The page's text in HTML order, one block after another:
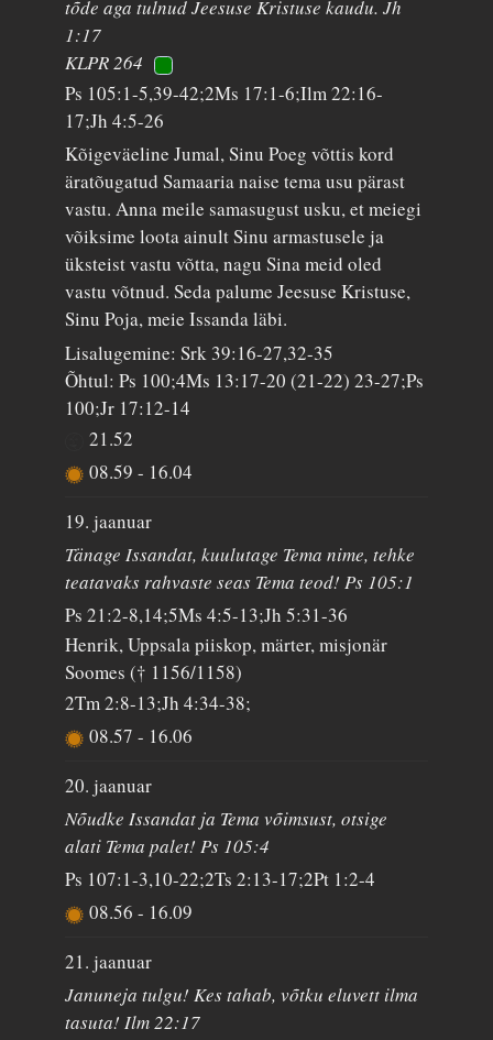
tõde aga tulnud Jeesuse Kristuse kaudu. Jh
1:17
KLPR 264
Ps 105:1-5,39-42;2Ms 17:1-6;Ilm 22:16-
17;Jh 4:5-26
Kõigeväeline Jumal, Sinu Poeg võttis kord
äratõugatud Samaaria naise tema usu pärast
vastu. Anna meile samasugust usku, et meiegi
võiksime loota ainult Sinu armastusele ja
üksteist vastu võtta, nagu Sina meid oled
vastu võtnud. Seda palume Jeesuse Kristuse,
Sinu Poja, meie Issanda läbi.
Lisalugemine: Srk 39:16-27,32-35
Õhtul: Ps 100;4Ms 13:17-20 (21-22) 23-27;Ps
100;Jr 17:12-14
21.52
08.59- 16.04
19. jaanuar
Tänage Issandat, kuulutage Tema nime, tehke
teatavaks rahvaste seas Tema teod! Ps 105:1
Ps 21:2-8,14;5Ms 4:5-13;Jh 5:31-36
Henrik, Uppsala piiskop, märter, misjonär
Soomes († 1156/1158)
2Tm 2:8-13;Jh 4:34-38;
08.57- 16.06
20. jaanuar
Nõudke Issandat ja Tema võimsust, otsige
alati Tema palet! Ps 105:4
Ps 107:1-3,10-22;2Ts 2:13-17;2Pt 1:2-4
08.56- 16.09
21. jaanuar
Januneja tulgu! Kes tahab, võtku eluvett ilma
tasuta! Ilm 22:17